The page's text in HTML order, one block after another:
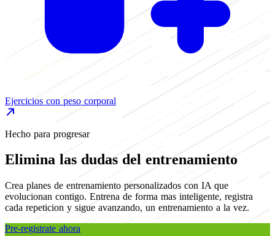
Ejercicios con peso corporal
Hecho para progresar
Elimina las dudas del entrenamiento
Crea planes de entrenamiento personalizados con IA que
evolucionan contigo. Entrena de forma mas inteligente, registra
cada repeticion y sigue avanzando, un entrenamiento a la vez.
Pre-registrate ahora